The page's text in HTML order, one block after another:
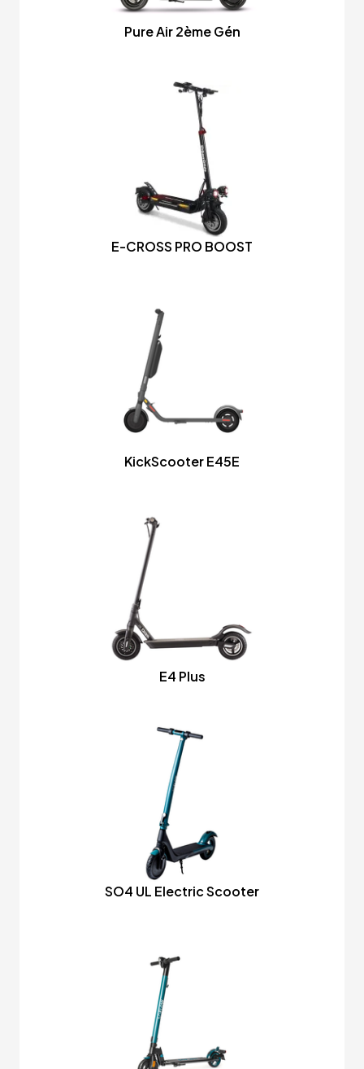
Pure Air 2ème Gén
E-CROSS PRO BOOST
KickScooter E45E
E4 Plus
SO4 UL Electric Scooter